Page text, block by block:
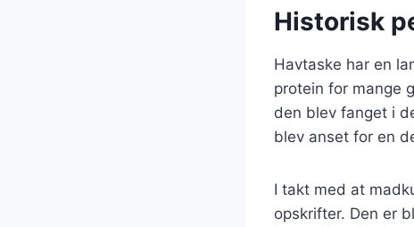
Historisk
Havtaske har en
protein for mange
den blev fanget i
blev anset for en
I takt med at
opskrifter. Den er